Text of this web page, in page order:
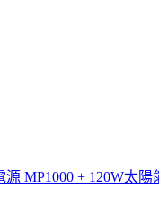
MP1000 + 120W太陽